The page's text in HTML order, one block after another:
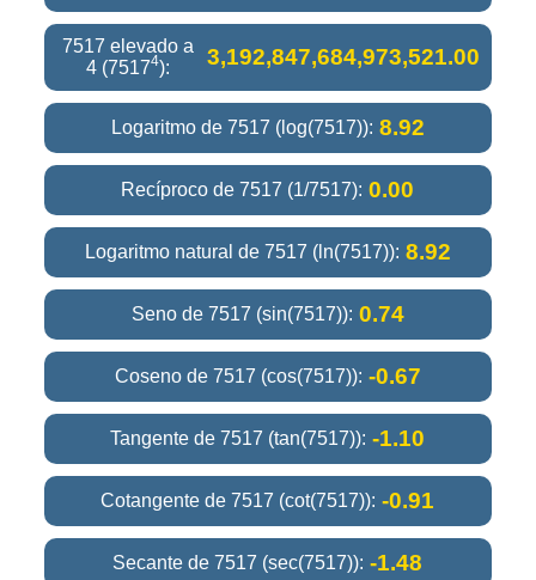
7517 elevado a
4 (75174): 3,192,847,684,973,521.00
Logaritmo de 7517 (log(7517)): 8.92
Recíproco de 7517 (1/7517): 0.00
Logaritmo natural de 7517 (ln(7517)): 8.92
Seno de 7517 (sin(7517)): 0.74
Coseno de 7517 (cos(7517)): -0.67
Tangente de 7517 (tan(7517)): -1.10
Cotangente de 7517 (cot(7517)): -0.91
Secante de 7517 (sec(7517)): -1.48